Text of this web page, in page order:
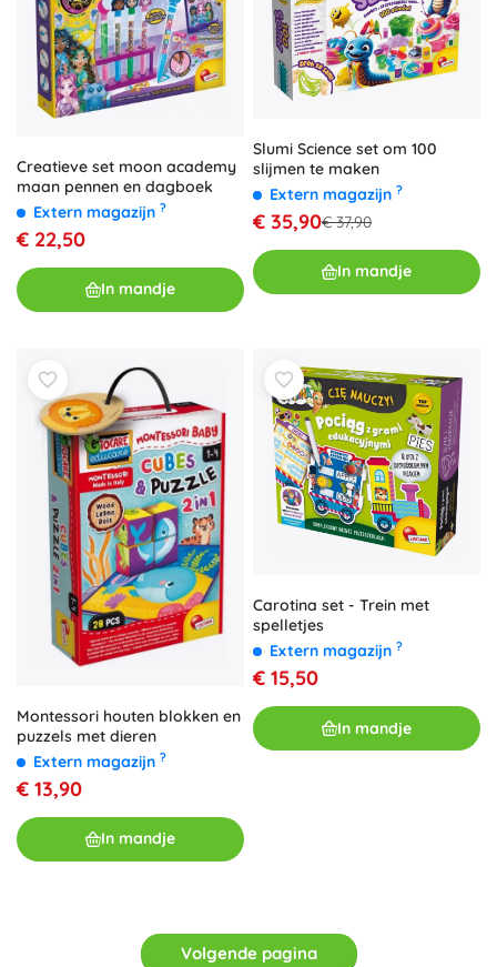
Creatieve set moon academy
maan pennen en dagboek
Extern magazijn ?
€ 22,50
In mandje
Slumi Science set om 100
slijmen te maken
Extern magazijn ?
€ 35,90€ 37,90
In mandje
Montessori houten blokken en
puzzels met dieren
Extern magazijn ?
€ 13,90
In mandje
Carotina set - Trein met
spelletjes
Extern magazijn ?
€ 15,50
In mandje
Volgende pagina